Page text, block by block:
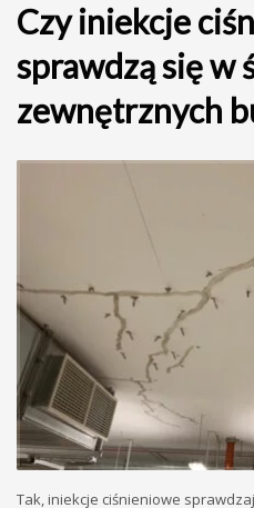
Czy iniekcje
sprawdzą się w
zewnętrznych
Tak, iniekcje ciśnieniowe